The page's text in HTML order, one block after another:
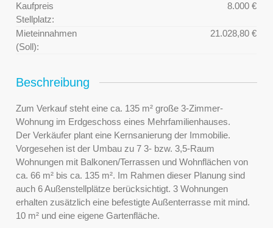
Kaufpreis
Stellplatz:
8.000 €
Mieteinnahmen
(Soll):
21.028,80 €
Beschreibung
Zum Verkauf steht eine ca. 135 m² große 3-Zimmer-
Wohnung im Erdgeschoss eines Mehrfamilienhauses.
Der Verkäufer plant eine Kernsanierung der Immobilie.
Vorgesehen ist der Umbau zu 7 3- bzw. 3,5-Raum
Wohnungen mit Balkonen/Terrassen und Wohnflächen von
ca. 66 m² bis ca. 135 m². Im Rahmen dieser Planung sind
auch 6 Außenstellplätze berücksichtigt. 3 Wohnungen
erhalten zusätzlich eine befestigte Außenterrasse mit mind.
10 m² und eine eigene Gartenfläche.